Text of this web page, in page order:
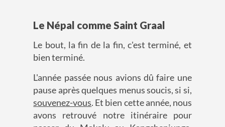
Le Népal comme Saint Graal
Le bout, la fin de la fin, c'est terminé, et
bien terminé.
L'année passée nous avions dû faire une
pause après quelques menus soucis, si si,
souvenez-vous. Et bien cette année, nous
avons retrouvé notre itinéraire pour